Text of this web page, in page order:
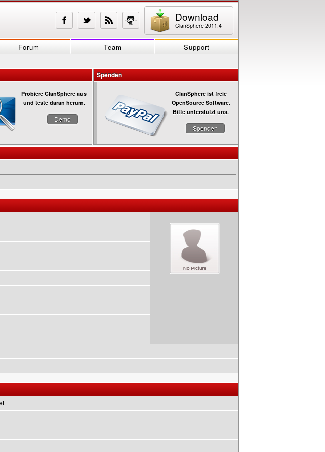
Download
ClanSphere 2011.4
Forum Team Support
Probiere ClanSphere aus
und teste daran herum.
Demo
Spenden
ClanSphere ist freie
OpenSource Software.
Bitte unterstützt uns.
Spenden